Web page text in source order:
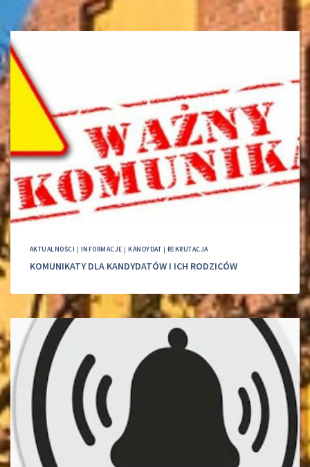
AKTUALNOŚCI | INFORMACJE |KANDYDAT | REKRUTACJA
KOMUNIKATY DLA KANDYDATÓW I ICH RODZICÓW